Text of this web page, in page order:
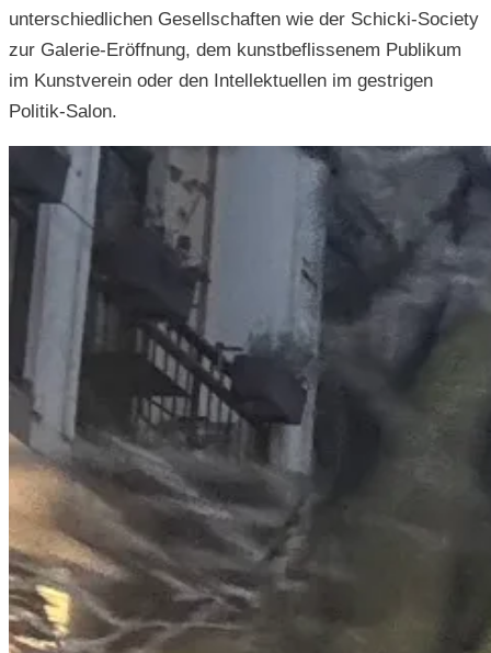
unterschiedlichen Gesellschaften wie der Schicki-Society
zur Galerie-Eröffnung, dem kunstbeflissenem Publikum
im Kunstverein oder den Intellektuellen im gestrigen
Politik-Salon.